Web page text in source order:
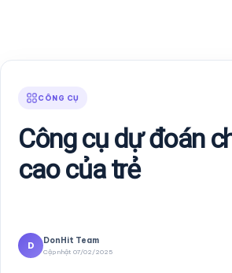
CÔNG CỤ
Công cụ dự đoán
cao của trẻ
D DonHit Team
Cập nhật 07/02/2025